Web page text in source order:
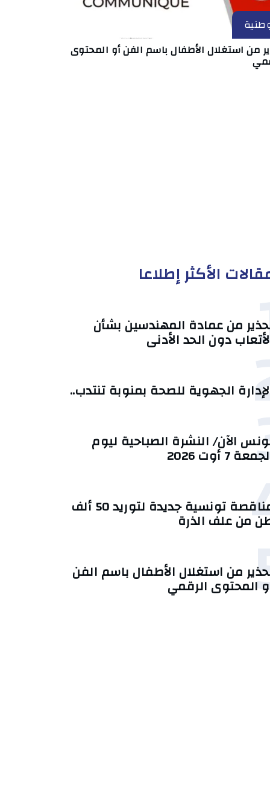
من استغلال الأطفال باسم الفن أو المحتوى
الأكثر إطلاعا
من عمادة المهندسين بشأن
دون الحد الأدنى
الجهوية للصحة بمنوبة تنتدب..
الآن/ النشرة الصباحية ليوم
7 أوت 2026
مناقصة تونسية جديدة لتوريد 50 ألف
من علف الذرة
من استغلال الأطفال باسم الفن
المحتوى الرقمي